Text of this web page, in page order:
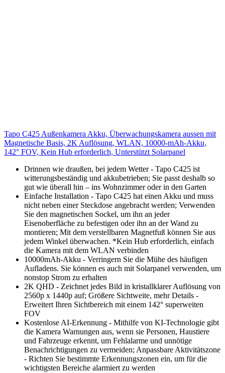
Tapo C425 Außenkamera Akku, Überwachungskamera aussen mit
Magnetische Basis, 2K Auflösung, WLAN, 10000-mAh-Akku,
142° FOV, Kein Hub erforderlich, Unterstützt Solarpanel
Drinnen wie draußen, bei jedem Wetter - Tapo C425 ist
witterungsbeständig und akkubetrieben; Sie passt deshalb so
gut wie überall hin – ins Wohnzimmer oder in den Garten
Einfache Installation - Tapo C425 hat einen Akku und muss
nicht neben einer Steckdose angebracht werden; Verwenden
Sie den magnetischen Sockel, um ihn an jeder
Eisenoberfläche zu befestigen oder ihn an der Wand zu
montieren; Mit dem verstellbaren Magnetfuß können Sie aus
jedem Winkel überwachen. *Kein Hub erforderlich, einfach
die Kamera mit dem WLAN verbinden
10000mAh-Akku - Verringern Sie die Mühe des häufigen
Aufladens. Sie können es auch mit Solarpanel verwenden, um
nonstop Strom zu erhalten
2K QHD - Zeichnet jedes Bild in kristallklarer Auflösung von
2560p x 1440p auf; Größere Sichtweite, mehr Details -
Erweitert Ihren Sichtbereich mit einem 142° superweiten
FOV
Kostenlose AI-Erkennung - Mithilfe von KI-Technologie gibt
die Kamera Warnungen aus, wenn sie Personen, Haustiere
und Fahrzeuge erkennt, um Fehlalarme und unnötige
Benachrichtigungen zu vermeiden; Anpassbare Aktivitätszone
- Richten Sie bestimmte Erkennungszonen ein, um für die
wichtigsten Bereiche alarmiert zu werden